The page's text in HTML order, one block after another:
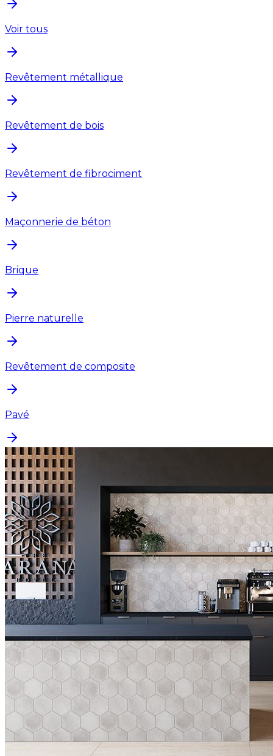
Voir tous
Revêtement métallique
Revêtement de bois
Revêtement de fibrociment
Maçonnerie de béton
Brique
Pierre naturelle
Revêtement de composite
Pavé